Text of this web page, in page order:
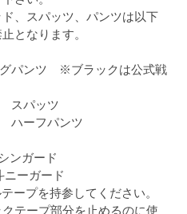
、スパッツ、パンツは以下
となります。
パンツ ※ブラックは公式戦
スパッツ
ハーフパンツ
ンガード
ーガード
ープを持参してください。
テープ部分を止めるのに使